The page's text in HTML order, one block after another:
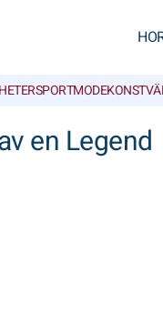
SPORTMODE
en Legend